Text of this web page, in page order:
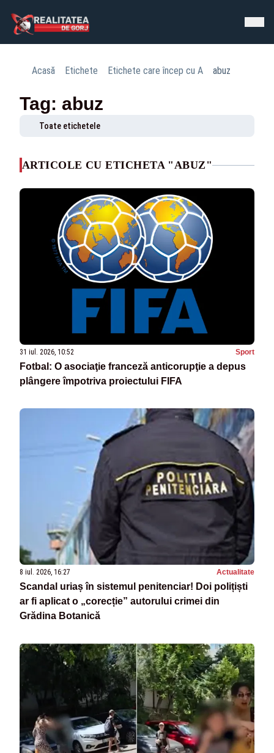
Acasă Etichete Etichete care încep cu A abuz
Tag: abuz
Toate etichetele
ARTICOLE CU ETICHETA "ABUZ"
31 iul. 2026, 10:52 Sport
Fotbal: O asociaţie franceză anticorupţie a depus
plângere împotriva proiectului FIFA
8 iul. 2026, 16:27 Actualitate
Scandal uriaș în sistemul penitenciar! Doi polițiști
ar fi aplicat o „corecție” autorului crimei din
Grădina Botanică